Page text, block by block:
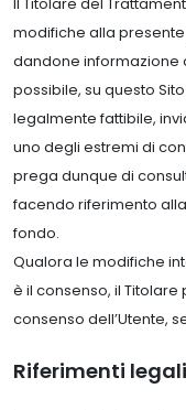
modifiche alla
dandone informazione
possibile, su questo
legalmente fattibile,
uno degli estremi di
prega dunque di
facendo riferimento
fondo.
Qualora le modifiche
è il consenso, il
consenso dell’Utente,
Riferimenti legali